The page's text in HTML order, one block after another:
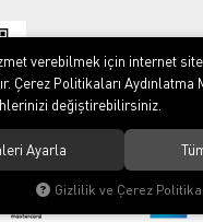
Download on the
App Store
İş Güvenliği Ekipmanları.
verebilmek için internet
Çerez Politikaları Aydınlatma
değiştirebilirsiniz.
Ayarla
Gizlilik ve Çerez